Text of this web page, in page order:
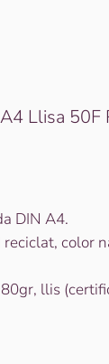
Llisa 50F
DIN A4.
color
llis